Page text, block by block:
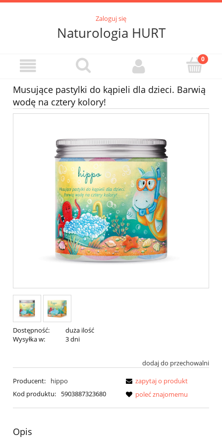
Zaloguj się
Naturologia HURT
Musujące pastylki do kąpieli dla dzieci. Barwią
wodę na cztery kolory!
Dostępność:
duża ilość
Wysyłka w:
3 dni
dodaj do przechowalni
Producent:
hippo
Kod produktu:
5903887323680
zapytaj o produkt
poleć znajomemu
Opis